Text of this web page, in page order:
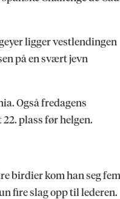
ligger vestlendingen
på en svært jevn
Også fredagens
plass før helgen.
birdier kom han seg fem
fire slag opp til lederen.